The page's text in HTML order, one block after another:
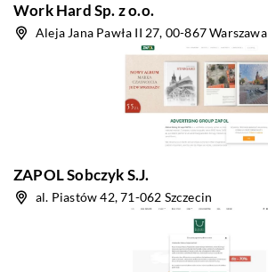
Work Hard Sp. z o.o.
Aleja Jana Pawła II 27, 00-867 Warszawa
ZAPOL Sobczyk S.J.
al. Piastów 42, 71-062 Szczecin